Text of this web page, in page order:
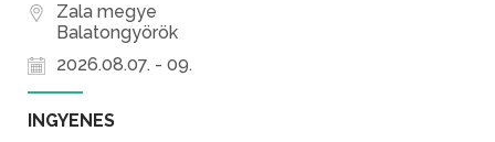
Zala megye
Balatongyörök
2026.08.07. - 09.
INGYENES